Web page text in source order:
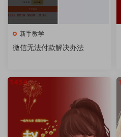
新手教学
微信无法付款解决办法